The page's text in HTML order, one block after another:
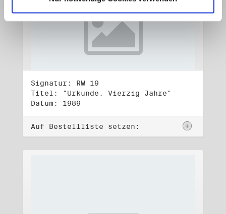
Signatur: RW 19
Titel: "Urkunde. Vierzig Jahre"
Datum: 1989
Auf Bestellliste setzen: